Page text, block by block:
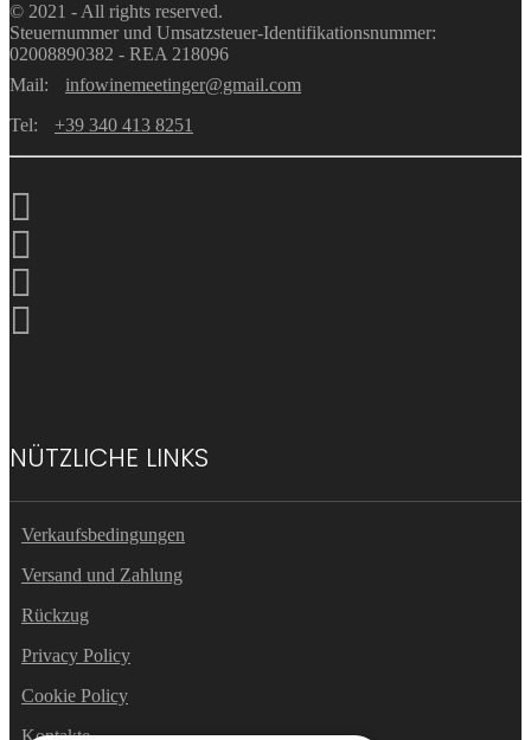
© 2021 - All rights reserved.
Steuernummer und Umsatzsteuer-Identifikationsnummer:
02008890382 - REA 218096
Mail:
infowinemeetinger@gmail.com
Tel:
+39 340 413 8251
NÜTZLICHE LINKS
Verkaufsbedingungen
Versand und Zahlung
Rückzug
Privacy Policy
Cookie Policy
Kontakte